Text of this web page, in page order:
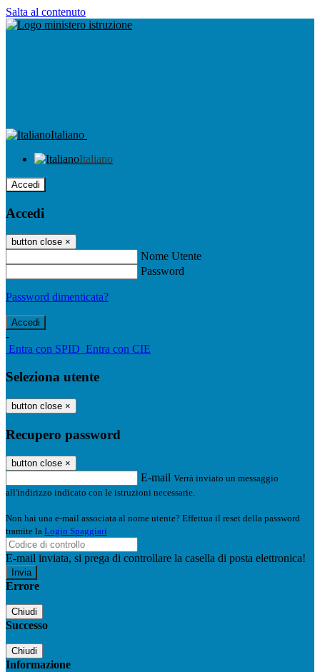
Salta al contenuto
Italiano
Italiano
Accedi
Accedi
button close ×
Nome Utente
Password
Password dimenticata?
-
Entra con SPID Entra con CIE
Seleziona utente
button close ×
Recupero password
button close ×
E-mail Verrà inviato un messaggio
all'indirizzo indicato con le istruzioni necessarie.
Non hai una e-mail associata al nome utente? Effettua il reset della password
tramite la Login Spaggiari
E-mail inviata, si prega di controllare la casella di posta elettronica!
Errore
Chiudi
Successo
Chiudi
Informazione